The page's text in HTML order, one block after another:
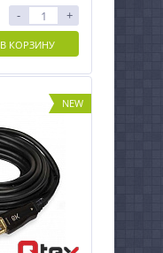
- +
В КОРЗИНУ
NEW